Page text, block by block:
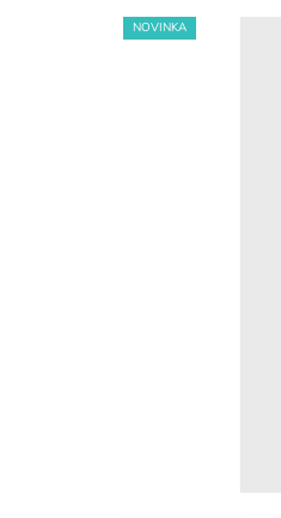
NOVINKA